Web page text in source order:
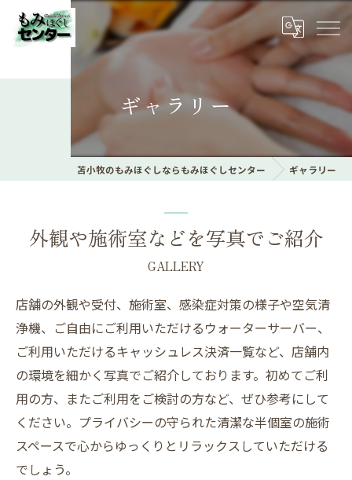
ギャラリー
苫小牧のもみほぐしならもみほぐしセンター ギャラリー
外観や施術室などを写真でご紹介
GALLERY
店舗の外観や受付、施術室、感染症対策の様子や空気清
浄機、ご自由にご利用いただけるウォーターサーバー、
ご利用いただけるキャッシュレス決済一覧など、店舗内
の環境を細かく写真でご紹介しております。初めてご利
用の方、またご利用をご検討の方など、ぜひ参考にして
ください。プライバシーの守られた清潔な半個室の施術
スペースで心からゆっくりとリラックスしていただける
でしょう。